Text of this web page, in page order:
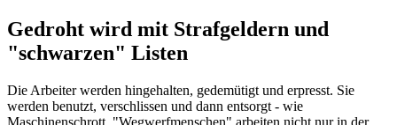
Gedroht wird mit Strafgeldern und
"schwarzen" Listen
Die Arbeiter werden hingehalten, gedemütigt und erpresst. Sie
werden benutzt, verschlissen und dann entsorgt - wie
Maschinenschrott. "Wegwerfmenschen" arbeiten nicht nur in der